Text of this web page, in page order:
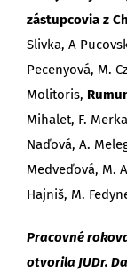
zástupcovia z
Slivka, A
Pecenyová, M.
Molitoris,
Mihalet, F.
Naďová, A.
Medveďová, M.
Hajniš, M.
Pracovné
otvorila JUDr.